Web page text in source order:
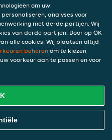
om uw
analyses voor
met derde partijen. Wij
van derde partijen. Door op OK
alle cookies. Wij plaatsen altijd
beheren om te kiezen
voorkeur aan te passen en voor